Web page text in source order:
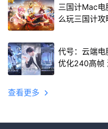
三国计Mac
么玩三国计攻
代号：云端
优化240高帧
查看更多